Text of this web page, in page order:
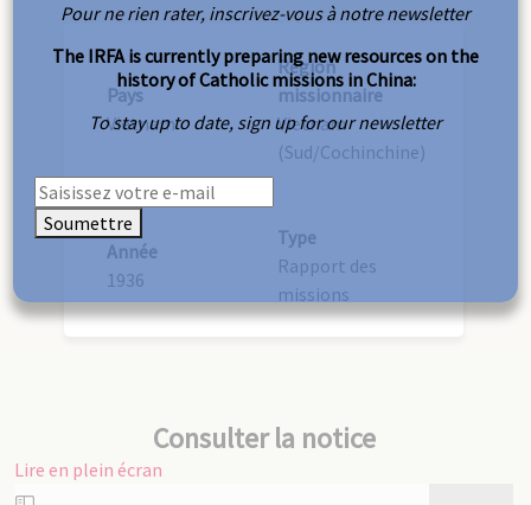
Pays
Vietnam
Région
missionnaire
Vietnam
(Sud/Cochinchine)
Année
1936
Type
Rapport des
missions
Consulter la notice
Lire en plein écran
Aller
Pour ne rien rater, inscrivez-vous à notre newsletter
The IRFA is currently preparing new resources on the
history of Catholic missions in China:
To stay up to date, sign up for our newsletter
Soumettre